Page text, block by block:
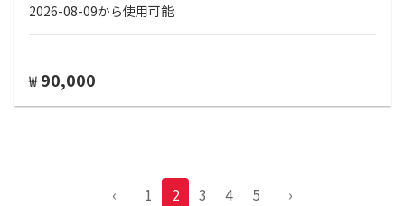
2026-08-09から使用可能
₩ 90,000
‹ 1 2 3 4 5 ›